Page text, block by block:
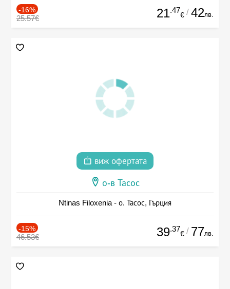
-16%
25.57€ 21.47
€ / 42лв.
виж офертата
о-в Тасос
Ntinas Filoxenia - о. Тасос, Гърция
-15%
46.53€ 39.37
€ / 77лв.